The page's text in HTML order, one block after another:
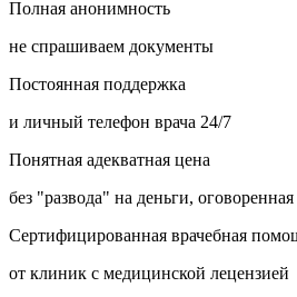
Полная анонимность
не спрашиваем документы
Постоянная поддержка
и личный телефон врача 24/7
Понятная адекватная цена
без "развода" на деньги,
Сертифицированная врачебная
от клиник с медицинской лецензией